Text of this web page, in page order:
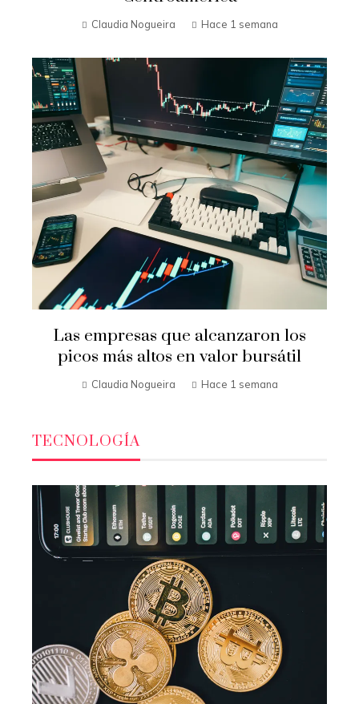
Claudia Nogueira Hace 1 semana
Las empresas que alcanzaron los
picos más altos en valor bursátil
Claudia Nogueira Hace 1 semana
TECNOLOGÍA